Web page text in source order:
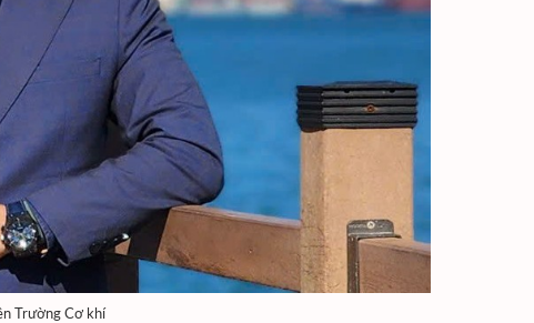
Trường Cơ khí